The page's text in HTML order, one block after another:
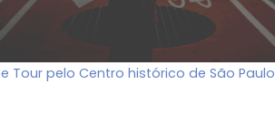
Tour pelo Centro histórico de São Paulo